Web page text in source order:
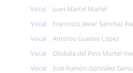
Vocal
Juan Martel Martel
Vocal
Francisco Javier Sánchez
Vocal
Antonio Guedes López
Vocal
Obdulia del Pino Martel
Vocal
Jose Ramón González